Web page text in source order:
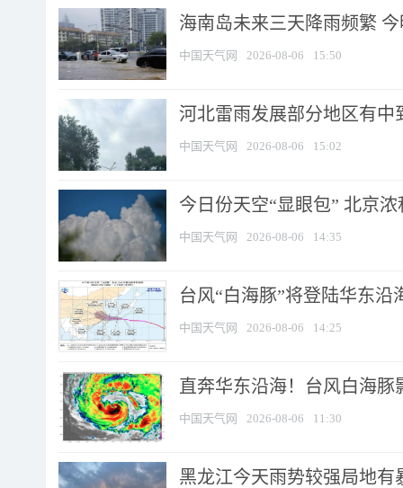
海南岛未来三天降雨频繁
中国天气网 2026-08-06 15:50
河北雷雨发展部分地区有中
中国天气网 2026-08-06 15:02
今日份天空“显眼包” 北京
中国天气网 2026-08-06 14:35
台风“白海豚”将登陆华东沿
中国天气网 2026-08-06 14:25
直奔华东沿海！台风白海豚
中国天气网 2026-08-06 11:30
黑龙江今天雨势较强局地有